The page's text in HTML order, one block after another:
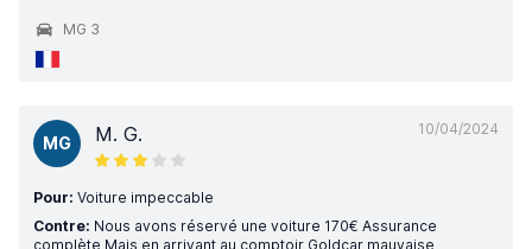
MG 3
10/04/2024
MG M. G.
Pour: Voiture impeccable
Contre: Nous avons réservé une voiture 170€ Assurance
complète Mais en arrivant au comptoir Goldcar mauvaise